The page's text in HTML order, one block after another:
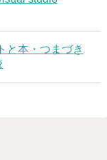
と本・つまづき